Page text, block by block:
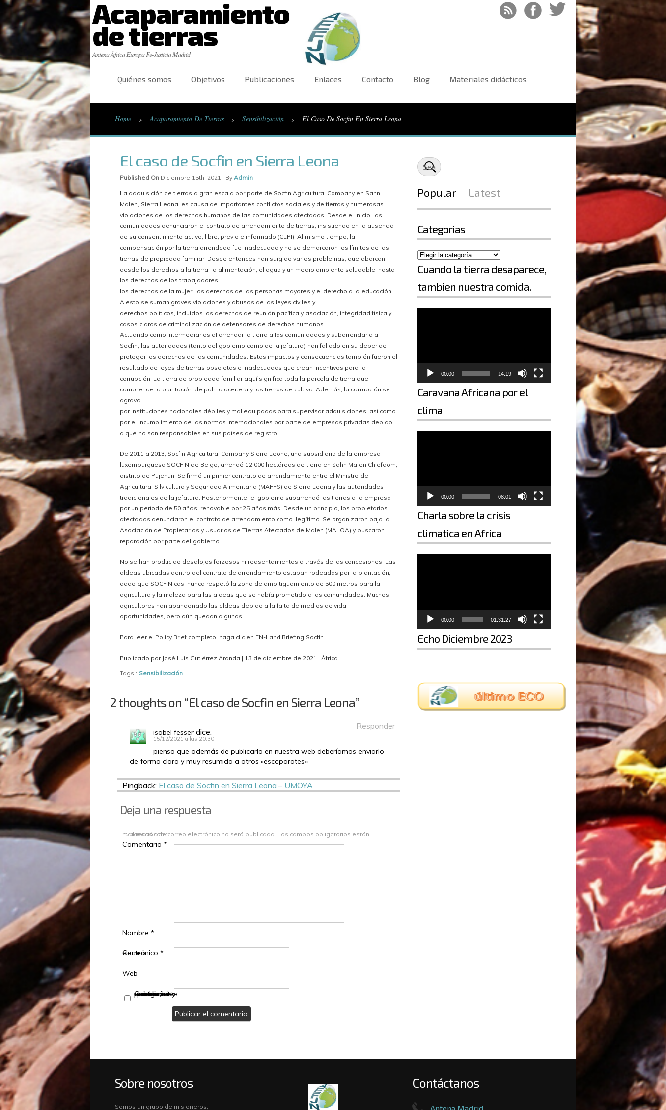
Acaparamiento
de tierras
Antena África Europa Fe-Justicia Madrid
Quiénes somos Objetivos Publicaciones Enlaces Contacto Blog Materiales didácticos
Home › Acaparamiento De Tierras › Sensibilización › El Caso De Socfin En Sierra Leona
El caso de Socfin en Sierra Leona
Published On Diciembre 15th, 2021 | By Admin
La adquisición de tierras a gran escala por parte de Socfin Agricultural Company en Sahn
Malen, Sierra Leona, es causa de importantes conflictos sociales y de tierras y numerosas
violaciones de los derechos humanos de las comunidades afectadas. Desde el inicio, las
comunidades denunciaron el contrato de arrendamiento de tierras, insistiendo en la ausencia
de su consentimiento activo, libre, previo e informado (CLPI). Al mismo tiempo, la
compensación por la tierra arrendada fue inadecuada y no se demarcaron los límites de las
tierras de propiedad familiar. Desde entonces han surgido varios problemas, que abarcan
desde los derechos a la tierra, la alimentación, el agua y un medio ambiente saludable, hasta
los derechos de los trabajadores,
los derechos de la mujer, los derechos de las personas mayores y el derecho a la educación.
A esto se suman graves violaciones y abusos de las leyes civiles y
derechos políticos, incluidos los derechos de reunión pacífica y asociación, integridad física y
casos claros de criminalización de defensores de derechos humanos.
Actuando como intermediarios al arrendar la tierra a las comunidades y subarrendarla a
Socfin, las autoridades (tanto del gobierno como de la jefatura) han fallado en su deber de
proteger los derechos de las comunidades. Estos impactos y consecuencias también fueron el
resultado de leyes de tierras obsoletas e inadecuadas que crean incentivos para la
corrupción. La tierra de propiedad familiar aquí significa toda la parcela de tierra que
comprende la plantación de palma aceitera y las tierras de cultivo. Además, la corrupción se
agrava
por instituciones nacionales débiles y mal equipadas para supervisar adquisiciones, así como
por el incumplimiento de las normas internacionales por parte de empresas privadas debido
a que no son responsables en sus países de registro.
De 2011 a 2013, Socfin Agricultural Company Sierra Leone, una subsidiaria de la empresa
luxemburguesa SOCFIN de Belgo, arrendó 12.000 hectáreas de tierra en Sahn Malen Chiefdom,
distrito de Pujehun. Se firmó un primer contrato de arrendamiento entre el Ministro de
Agricultura, Silvicultura y Seguridad Alimentaria (MAFFS) de Sierra Leona y las autoridades
tradicionales de la jefatura. Posteriormente, el gobierno subarrendó las tierras a la empresa
por un período de 50 años, renovable por 25 años más. Desde un principio, los propietarios
afectados denunciaron el contrato de arrendamiento como ilegítimo. Se organizaron bajo la
Asociación de Propietarios y Usuarios de Tierras Afectados de Malen (MALOA) y buscaron
reparación por parte del gobierno.
No se han producido desalojos forzosos ni reasentamientos a través de las concesiones. Las
aldeas ubicadas dentro del contrato de arrendamiento estaban rodeadas por la plantación,
dado que SOCFIN casi nunca respetó la zona de amortiguamiento de 500 metros para la
agricultura y la maleza para las aldeas que se había prometido a las comunidades. Muchos
agricultores han abandonado las aldeas debido a la falta de medios de vida.
oportunidades, pero aún quedan algunas.
Para leer el Policy Brief completo, haga clic en EN-Land Briefing Socfin
Publicado por José Luis Gutiérrez Aranda | 13 de diciembre de 2021 | África
Tags : Sensibilización
2 thoughts on “El caso de Socfin en Sierra Leona”
isabel fesser dice:
15/12/2021 a las 20:30
pienso que además de publicarlo en nuestra web deberíamos enviarlo
de forma clara y muy resumida a otros «escaparates»
Responder
Pingback: El caso de Socfin en Sierra Leona – UMOYA
Deja una respuesta
Tu dirección de correo electrónico no será publicada.
Los campos obligatorios están marcados con*
Comentario *
Nombre *
Correo electrónico *
Web
Guarda mi nombre, correo electrónico y web en este navegador para la próxima vez que comente.
Popular Latest
Categorias
Cuando la tierra desaparece,
tambien nuestra comida.
Reproductor de vídeo
00:00 14:19
Caravana Africana por el
clima
Reproductor de vídeo
00:00 08:01
Charla sobre la crisis
climatica en Africa
Reproductor de vídeo
00:00 01:31:27
Echo Diciembre 2023
Sobre nosotros
Somos un grupo de misioneros,
Contáctanos
Antena Madrid